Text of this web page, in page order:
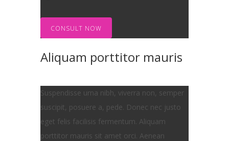
CONSULT NOW
Aliquam porttitor mauris
Suspendisse urna nibh, viverra non, semper
suscipit, posuere a, pede. Donec nec justo
eget felis facilisis fermentum. Aliquam
porttitor mauris sit amet orci. Aenean